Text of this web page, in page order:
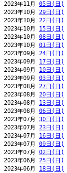
2023年11月 05日(日)
2023年10月 29日(日)
2023年10月 22日(日)
2023年10月 15日(日)
2023年10月 08日(日)
2023年10月 01日(日)
2023年09月 24日(日)
2023年09月 17日(日)
2023年09月 10日(日)
2023年09月 03日(日)
2023年08月 27日(日)
2023年08月 20日(日)
2023年08月 13日(日)
2023年08月 06日(日)
2023年07月 30日(日)
2023年07月 23日(日)
2023年07月 16日(日)
2023年07月 09日(日)
2023年07月 02日(日)
2023年06月 25日(日)
2023年06月 18日(日)